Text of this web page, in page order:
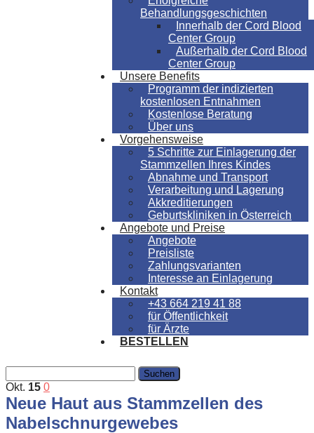
Behandlungsgeschichten
Innerhalb der Cord Blood
Center Group
Außerhalb der Cord Blood
Center Group
Unsere Benefits
Programm der indizierten
kostenlosen Entnahmen
Kostenlose Beratung
Über uns
Vorgehensweise
5 Schritte zur Einlagerung der
Stammzellen Ihres Kindes
Abnahme und Transport
Verarbeitung und Lagerung
Akkreditierungen
Geburtskliniken in Österreich
Angebote und Preise
Angebote
Preisliste
Zahlungsvarianten
Interesse an Einlagerung
Kontakt
+43 664 219 41 88
für Öffentlichkeit
für Ärzte
BESTELLEN
Okt. 15 0
Neue Haut aus Stammzellen des
Nabelschnurgewebes